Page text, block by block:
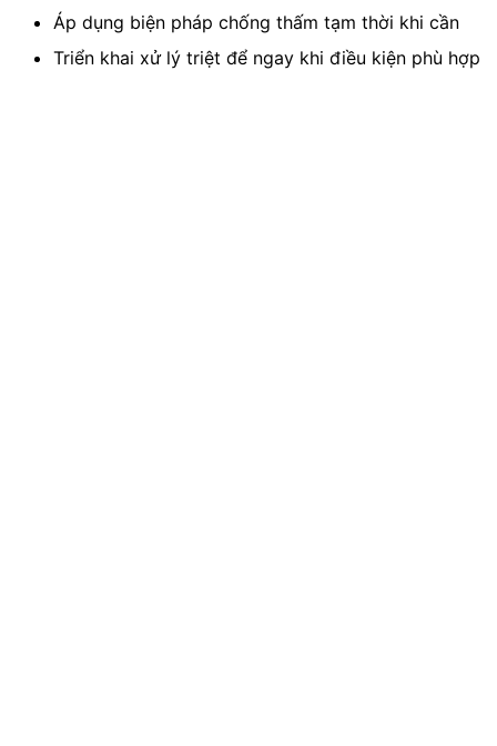
Áp dụng biện pháp chống thấm tạm thời khi cần
Triển khai xử lý triệt để ngay khi điều kiện phù hợp